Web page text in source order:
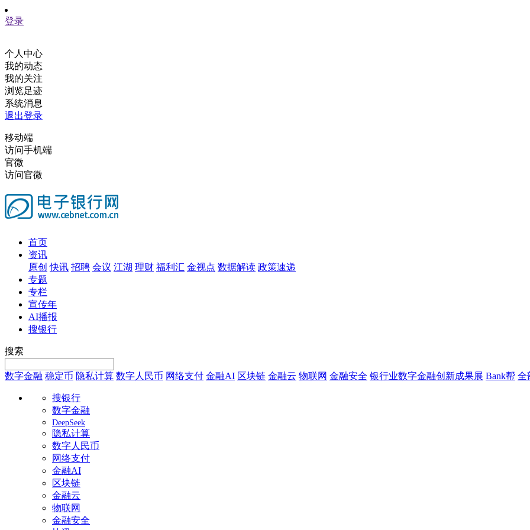
登录
个人中心
我的动态
我的关注
浏览足迹
系统消息
退出登录
移动端
访问手机端
官微
访问官微
首页
资讯
原创 快讯 招聘 会议 江湖 理财 福利汇 金视点 数据解读 政策速递
专题
专栏
宣传年
AI播报
搜银行
搜索
数字金融 稳定币 隐私计算 数字人民币 网络支付 金融AI 区块链 金融云 物联网 金融安全 银行业数字金融创新成果展 Bank帮 全
搜银行
数字金融
DeepSeek
隐私计算
数字人民币
网络支付
金融AI
区块链
金融云
物联网
金融安全